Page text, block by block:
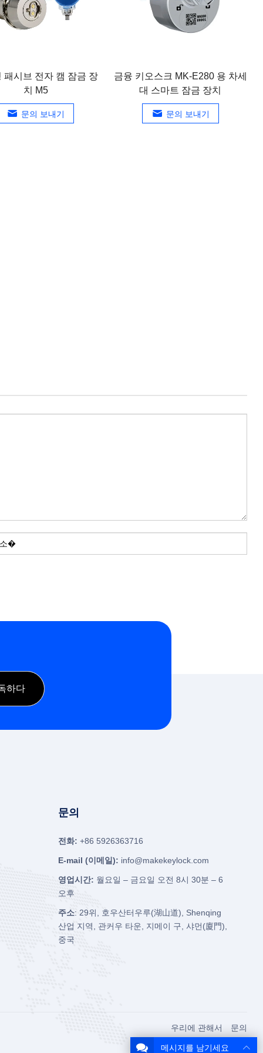
패시브 전자 캠 잠금 장
치 M5
문의 보내기
금융 키오스크 MK-E280 용 차세
대 스마트 잠금 장치
문의 보내기
문의
전화: +86 5926363716
E-mail (이메일): info@makekeylock.com
영업시간: 월요일 – 금요일 오전 8시 30분 – 6
오후
주소: 29위, 호우산터우루(湖山道), Shenqing
산업 지역, 관커우 타운, 지메이 구, 샤먼(廈門),
중국
우리에 관해서 문의
메시지를 남기세요